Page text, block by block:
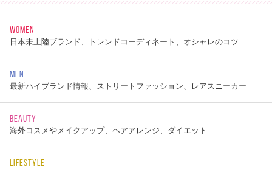
WOMEN
日本未上陸ブランド、トレンドコーディネート、オシャレのコツ
MEN
最新ハイブランド情報、ストリートファッション、レアスニーカー
BEAUTY
海外コスメやメイクアップ、ヘアアレンジ、ダイエット
LIFESTYLE